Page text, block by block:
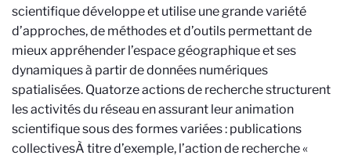
scientifique développe et utilise une grande variété
d’approches, de méthodes et d’outils permettant de
mieux appréhender l’espace géographique et ses
dynamiques à partir de données numériques
spatialisées. Quatorze actions de recherche structurent
les activités du réseau en assurant leur animation
scientifique sous des formes variées : publications
collectivesÀ titre d’exemple, l’action de recherche «